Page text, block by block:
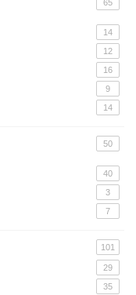
65
14
12
16
9
14
50
40
3
7
101
29
35